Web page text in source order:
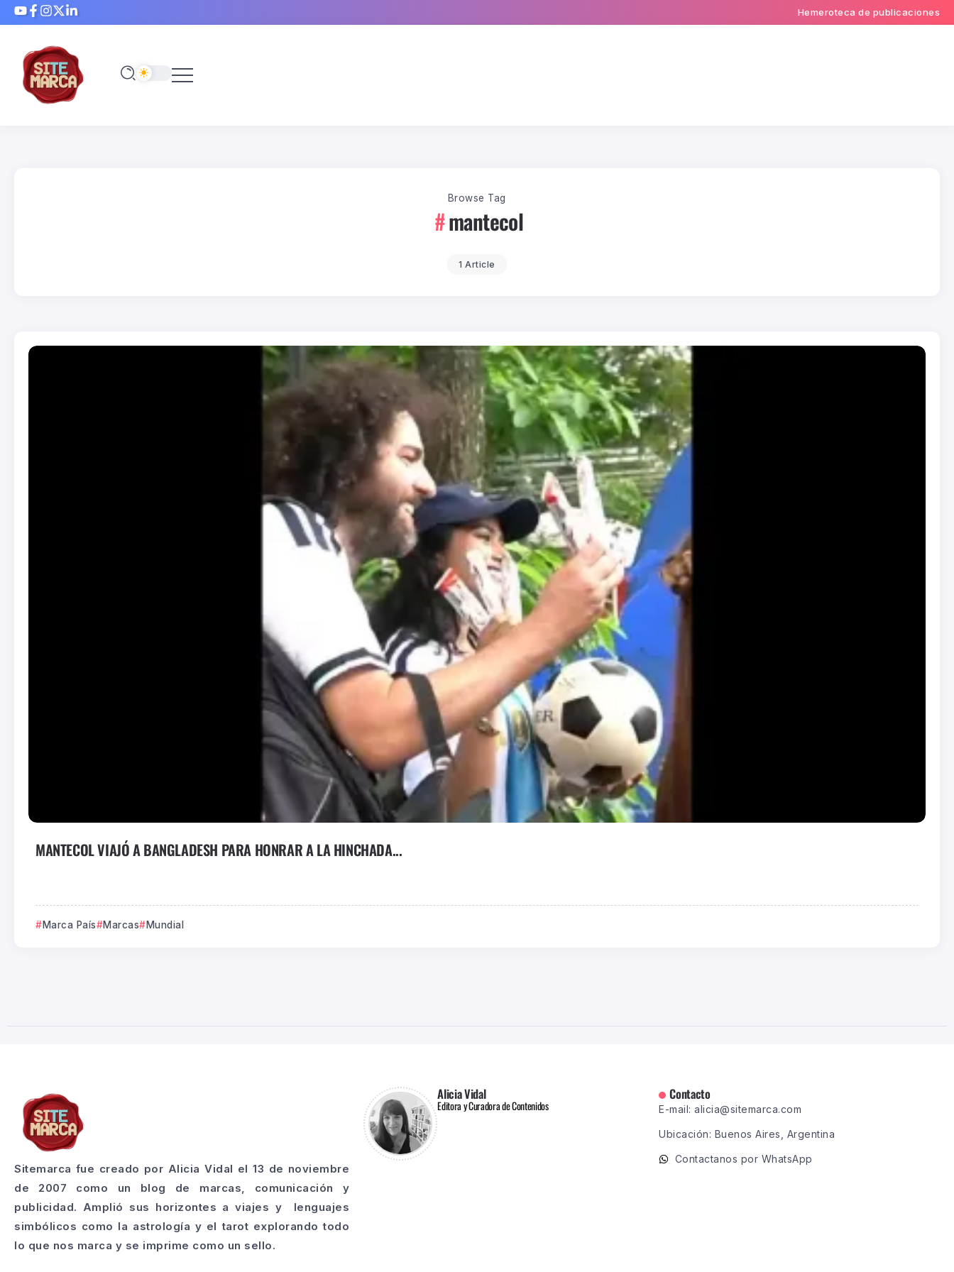
Hemeroteca de publicaciones
Browse Tag
mantecol
1 Article
MANTECOL VIAJÓ A BANGLADESH PARA HONRAR A LA HINCHADA...
Marca País Marcas Mundial
Sitemarca fue creado por Alicia Vidal el 13 de noviembre
de 2007 como un blog de marcas, comunicación y
publicidad. Amplió sus horizontes a viajes y lenguajes
simbólicos como la astrología y el tarot explorando todo
lo que nos marca y se imprime como un sello.
Alicia Vidal
Editora y Curadora de Contenidos
Contacto
E-mail: alicia@sitemarca.com
Ubicación: Buenos Aires, Argentina
Contactanos por WhatsApp